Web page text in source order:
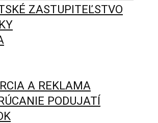
ZASTUPITEĽSTVO
A REKLAMA
PODUJATÍ